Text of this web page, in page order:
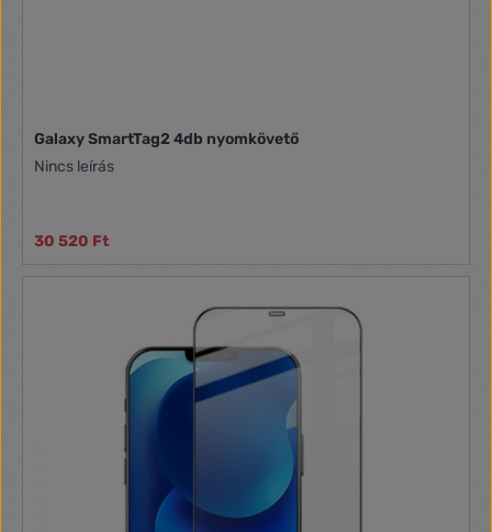
Galaxy SmartTag2 4db nyomkövető
Nincs leírás
30 520 Ft